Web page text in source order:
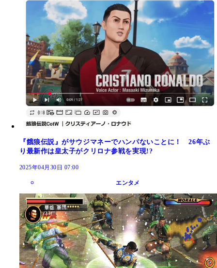
『餓狼伝説』がサウジマネーでハンパないことに！ 26年ぶ
り最新作は皇太子がクリロナ参戦を実現!?
2025年04月30日 07:00
エンタメ